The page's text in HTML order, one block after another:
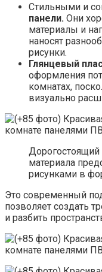
Стильными и
панели. Они
материалы и
наносят
рисунки.
Глянцевый
оформления
комнатах,
визуально
Дорогостоящий
материала
рисунками в
Это современный
позволяет создать
и разбить